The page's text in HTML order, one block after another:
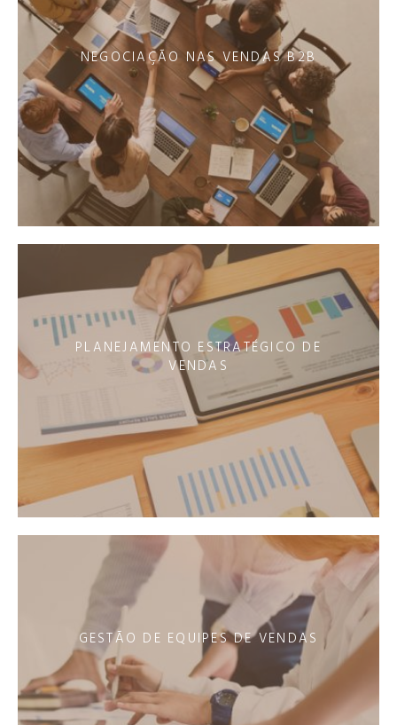
NEGOCIAÇÃO NAS VENDAS B2B
PLANEJAMENTO ESTRATÉGICO DE
VENDAS
GESTÃO DE EQUIPES DE VENDAS